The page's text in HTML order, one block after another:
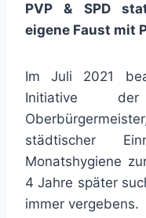
PVP & SPD
eigene Faust mit
Im Juli 2021
Initiative
städtischer
Monatshygiene
4 Jahre später
immer vergebens.